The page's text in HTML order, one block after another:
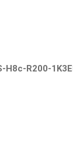
H8c-R200-